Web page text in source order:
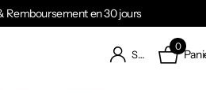
Remboursement en 30 jours
S'identifier
0